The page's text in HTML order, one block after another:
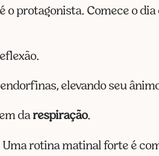
o protagonista. Comece o
elevando seu
da respiração.
rotina matinal forte é